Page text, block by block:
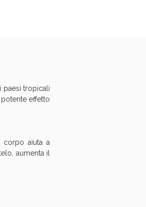
paesi tropicali
effetto
corpo aiuta a
aumenta il